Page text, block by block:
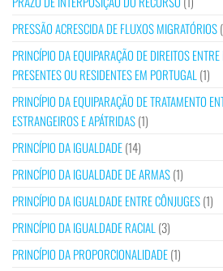
PRESSÃO ACRESCIDA DE FLUXOS MIGRATÓRIOS
PRINCÍPIO DA EQUIPARAÇÃO DE DIREITOS
PRESENTES OU RESIDENTES EM PORTUGAL (1)
PRINCÍPIO DA EQUIPARAÇÃO DE TRATAMENTO
ESTRANGEIROS E APÁTRIDAS(1)
PRINCÍPIO DA IGUALDADE(14)
PRINCÍPIO DA IGUALDADE DE ARMAS(1)
PRINCÍPIO DA IGUALDADE ENTRE CÔNJUGES(1)
PRINCÍPIO DA IGUALDADE RACIAL (3)
PRINCÍPIO DA PROPORCIONALIDADE(1)